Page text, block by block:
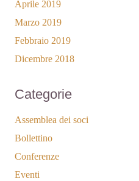
Aprile 2019
Marzo 2019
Febbraio 2019
Dicembre 2018
Categorie
Assemblea dei soci
Bollettino
Conferenze
Eventi